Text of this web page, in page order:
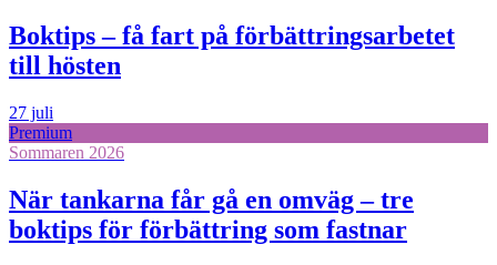
Boktips – få fart på förbättringsarbetet
till hösten
27 juli
Premium
Sommaren 2026
När tankarna får gå en omväg – tre
boktips för förbättring som fastnar